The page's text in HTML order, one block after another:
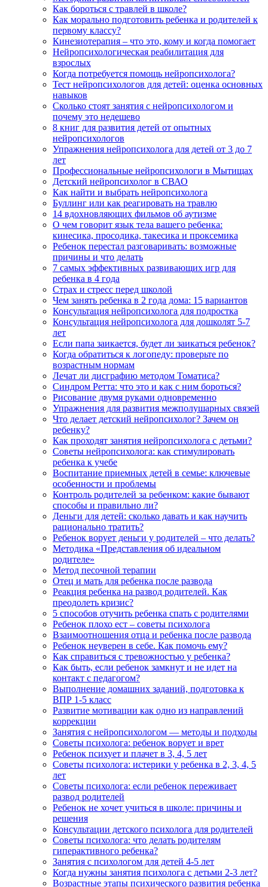
Как бороться с травлей в школе?
Как морально подготовить ребенка и родителей к
первому классу?
Кинезиотерапия – что это, кому и когда помогает
Нейропсихологическая реабилитация для
взрослых
Когда потребуется помощь нейропсихолога?
Тест нейропсихологов для детей: оценка основных
навыков
Сколько стоят занятия с нейропсихологом и
почему это недешево
8 книг для развития детей от опытных
нейропсихологов
Упражнения нейропсихолога для детей от 3 до 7
лет
Профессиональные нейропсихологи в Мытищах
Детский нейропсихолог в СВАО
Как найти и выбрать нейропсихолога
Буллинг или как реагировать на травлю
14 вдохновляющих фильмов об аутизме
О чем говорит язык тела вашего ребенка:
кинесика, просодика, такесика и проксемика
Ребенок перестал разговаривать: возможные
причины и что делать
7 самых эффективных развивающих игр для
ребенка в 4 года
Страх и стресс перед школой
Чем занять ребенка в 2 года дома: 15 вариантов
Консультация нейропсихолога для подростка
Консультация нейропсихолога для дошколят 5-7
лет
Если папа заикается, будет ли заикаться ребенок?
Когда обратиться к логопеду: проверьте по
возрастным нормам
Лечат ли дисграфию методом Томатиса?
Синдром Ретта: что это и как с ним бороться?
Рисование двумя руками одновременно
Упражнения для развития межполушарных связей
Что делает детский нейропсихолог? Зачем он
ребенку?
Как проходят занятия нейропсихолога с детьми?
Советы нейропсихолога: как стимулировать
ребенка к учебе
Воспитание приемных детей в семье: ключевые
особенности и проблемы
Контроль родителей за ребенком: какие бывают
способы и правильно ли?
Деньги для детей: сколько давать и как научить
рационально тратить?
Ребенок ворует деньги у родителей – что делать?
Методика «Представления об идеальном
родителе»
Метод песочной терапии
Отец и мать для ребенка после развода
Реакция ребенка на развод родителей. Как
преодолеть кризис?
5 способов отучить ребенка спать с родителями
Ребенок плохо ест – советы психолога
Взаимоотношения отца и ребенка после развода
Ребенок неуверен в себе. Как помочь ему?
Как справиться с тревожностью у ребенка?
Как быть, если ребенок замкнут и не идет на
контакт с педагогом?
Выполнение домашних заданий, подготовка к
ВПР 1-5 класс
Развитие мотивации как одно из направлений
коррекции
Занятия с нейропсихологом — методы и подходы
Советы психолога: ребенок ворует и врет
Ребенок психует и плачет в 3, 4, 5 лет
Советы психолога: истерики у ребенка в 2, 3, 4, 5
лет
Советы психолога: если ребенок переживает
развод родителей
Ребенок не хочет учиться в школе: причины и
решения
Консультации детского психолога для родителей
Советы психолога: что делать родителям
гиперактивного ребенка?
Занятия с психологом для детей 4-5 лет
Когда нужны занятия психолога с детьми 2-3 лет?
Возрастные этапы психического развития ребенка